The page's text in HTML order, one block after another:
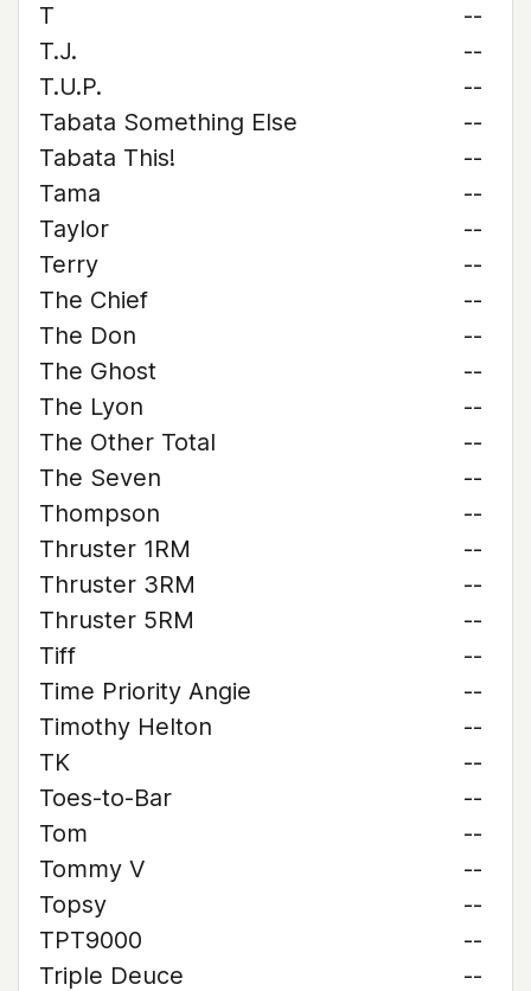
T
--
T.J.
--
T.U.P.
--
Tabata Something Else
--
Tabata This!
--
Tama
--
Taylor
--
Terry
--
The Chief
--
The Don
--
The Ghost
--
The Lyon
--
The Other Total
--
The Seven
--
Thompson
--
Thruster 1RM
--
Thruster 3RM
--
Thruster 5RM
--
Tiff
--
Time Priority Angie
--
Timothy Helton
--
TK
--
Toes-to-Bar
--
Tom
--
Tommy V
--
Topsy
--
TPT9000
--
Triple Deuce
--